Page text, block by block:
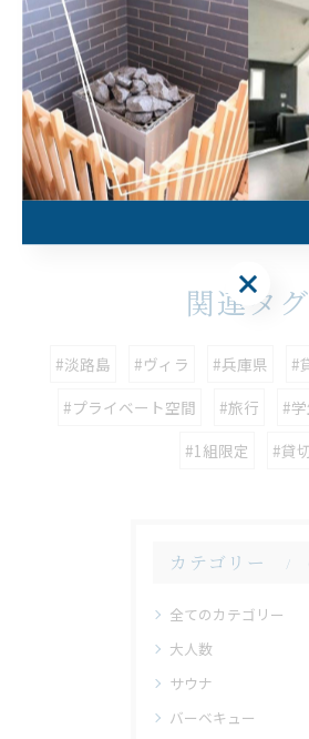
--
大人数 一棟貸し プライベート
関連タグ
#淡路島 #ヴィラ #兵庫県 #
#プライベート空間
#旅行 #
#1組限定
#貸
カテゴリー
全てのカテゴリー
大人数
サウナ
バーベキュー